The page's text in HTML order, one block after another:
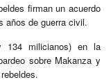
firman un acuerdo
años de guerra civil.
134 milicianos) en la
sobre Makanza y